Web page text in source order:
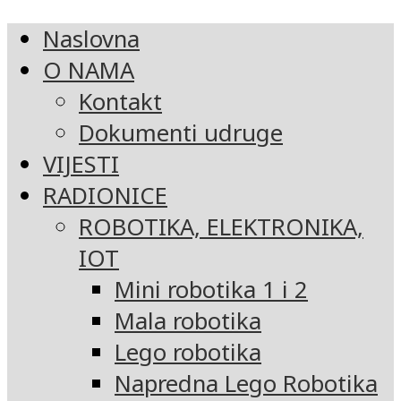
Naslovna
O NAMA
Kontakt
Dokumenti udruge
VIJESTI
RADIONICE
ROBOTIKA, ELEKTRONIKA,
IOT
Mini robotika 1 i 2
Mala robotika
Lego robotika
Napredna Lego Robotika